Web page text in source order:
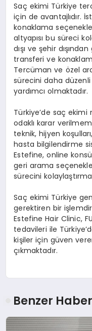
Saç ekimi Türkiye
için de avantajlıdır.
konaklama
altyapısı bu süreci
dışı ve şehir
transferi ve
Tercüman ve özel
sürecini daha
yardımcı olmaktadır.
Türkiye’de saç
odaklı karar
teknik, hijyen
hasta bilgilendirme
Estefine, online
geri arama
sürecini
Saç ekimi Türkiye
gerektiren bir
Estefine Hair Clinic,
tedavileri ile
kişiler için güven
çıkmaktadır.
Benzer